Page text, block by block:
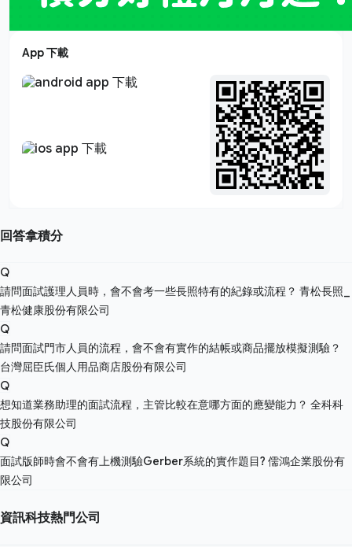
App 下載
回答拿積分
Q
請問面試護理人員時，會不會考一些長照特有的紀錄或流程？ 青松長照_
青松健康股份有限公司
Q
請問面試門市人員的流程，會不會有實作的結帳或商品擺放模擬測驗？
台灣屈臣氏個人用品商店股份有限公司
Q
想知道業務助理的面試流程，主管比較在意哪方面的應變能力？ 全科科
技股份有限公司
Q
面試版師時會不會有上機測驗Gerber系統的實作題目? 儒鴻企業股份有
限公司
資訊科技熱門公司